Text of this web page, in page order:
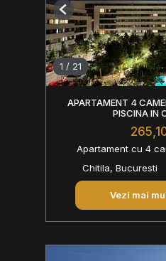
1 / 21
Previous
APARTAMENT 4
PISCINA IN
Apartament cu 4
Chitila, Bucuresti
Vezi mai